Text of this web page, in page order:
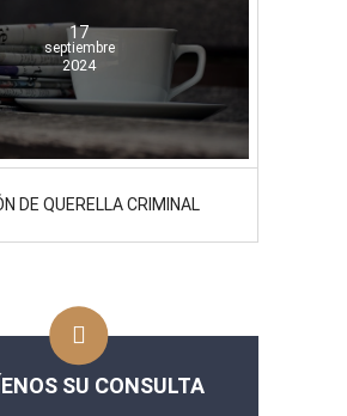
17
septiembre
2024
DE QUERELLA CRIMINAL
SU CONSULTA